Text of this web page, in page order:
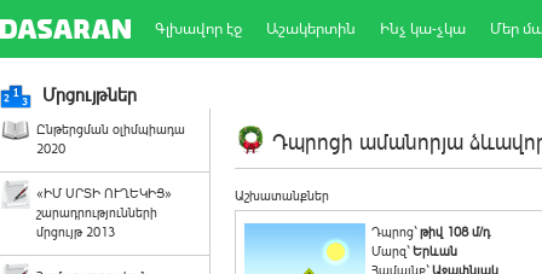
Գլխավոր էջ Աշակերտին Ինչ կա-չկա Մեր
Մրցույթներ
Ընթերցման օլիմպիադա
2020
«ԻՄ ՍՐՏԻ ՈՒՂԵԿԻՑ»
շարադրությունների
մրցույթ 2013
Դպրոցի ամանորյա
Աշխատանքներ
Դպրոց`թիվ 108 մ/դ
Մարզ`Երևան